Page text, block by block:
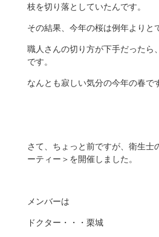
枝を切り落としていたんです。
その結果、今年の桜は例年よりと
職人さんの切り方が下手だったら
です。
なんとも寂しい気分の今年の春で
さて、ちょっと前ですが、衛生士
ーティー＞を開催しました。
メンバーは
ドクター・・・栗城